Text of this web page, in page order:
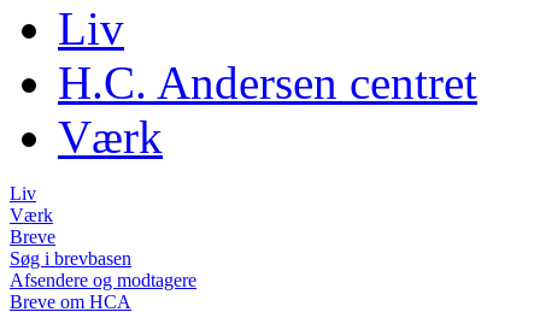
Liv
H.C. Andersen centret
Værk
Liv
Værk
Breve
Søg i brevbasen
Afsendere og modtagere
Breve om HCA